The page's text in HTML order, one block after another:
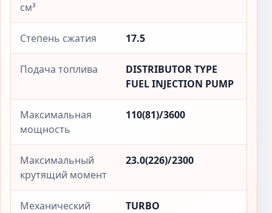
см³
Степень сжатия 17.5
Подача топлива
DISTRIBUTOR TYPE
FUEL INJECTION PUMP
Максимальная
мощность
110(81)/3600
Максимальный
крутящий момент
23.0(226)/2300
Механический
TURBO